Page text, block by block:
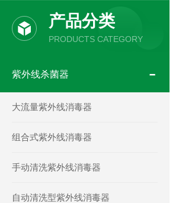
产品分类
PRODUCTS CATEGORY
紫外线杀菌器
大流量紫外线消毒器
组合式紫外线消毒器
手动清洗紫外线消毒器
自动清洗型紫外线消毒器